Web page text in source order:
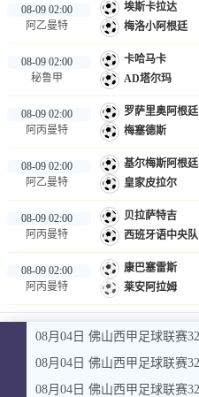
08-09 02:00
阿乙曼特
埃斯卡拉达
梅洛小阿根廷
08-09 02:00
秘鲁甲
卡哈马卡
AD塔尔玛
08-09 02:00
阿丙曼特
罗萨里奥阿根廷
梅塞德斯
08-09 02:00
阿乙曼特
基尔梅斯阿根廷
皇家皮拉尔
08-09 02:00
阿丙曼特
贝拉萨特吉
西班牙语中央队
08-09 02:00
阿丙曼特
康巴塞雷斯
莱安阿拉姆